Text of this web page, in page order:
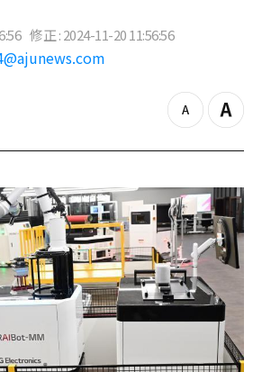
修正 : 2024-11-20 11:56:56
z
o
o
u
t
Z
o
i
n